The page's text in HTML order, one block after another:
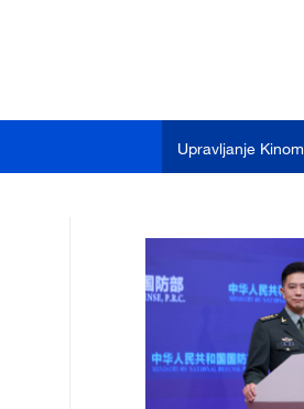
Upravljanje Kinom